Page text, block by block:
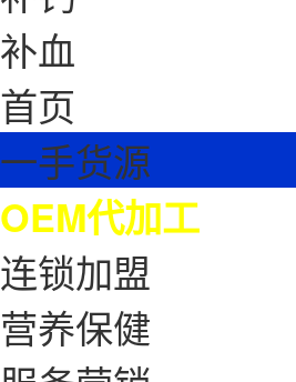
补血
首页
一手货源
OEM代加工
连锁加盟
营养保健